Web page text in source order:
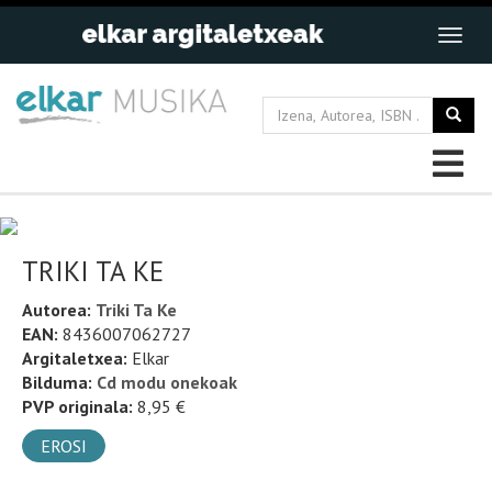
TRIKI TA KE
Autorea: Triki Ta Ke
EAN: 8436007062727
Argitaletxea: Elkar
Bilduma: Cd modu onekoak
PVP originala: 8,95 €
EROSI